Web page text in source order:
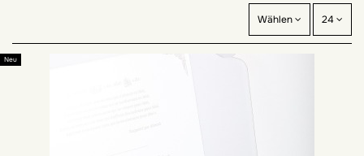
In der muslimischen Mode sind wir immer innovativ und spielen mit den
Materialien. Ein neues Material ist in der Welt der Hijabs aufgetaucht, und
wir freuen uns, Ihnen den Jersey-Hijab vorstellen zu können! Ein
überraschendes Material mit großem Erfolg, unser Online-Shop lädt Sie
ein, unser Sortiment an Jersey-Hijabs gemeinsam zu entdecken.
Wählen 24
Neu